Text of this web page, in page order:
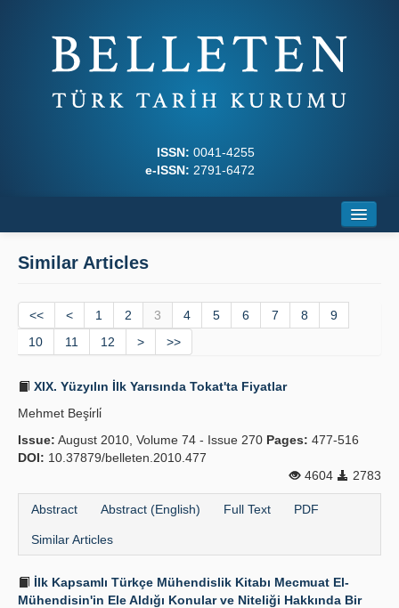
ISSN: 0041-4255
e-ISSN: 2791-6472
Journal Boards
Writing Rules
Principles
Publication Policies
Guidelines
Contact Us
Similar Articles
<< < 1 2 3 4 5 6 7 8
9
10
11 12 > >>
XIX. Yüzyılın İlk Yarısında Tokat'ta Fiyatlar
Mehmet Beşi̇rli̇
Issue: August 2010, Volume 74 - Issue 270 Pages: 477-516
DOI: 10.37879/belleten.2010.477
4604
2783
Abstract Abstract (English) Full Text PDF
Similar Articles
İlk Kapsamlı Türkçe Mühendislik Kitabı Mecmuat El-
Mühendisin'in Ele Aldığı Konular ve Niteliği Hakkında Bir